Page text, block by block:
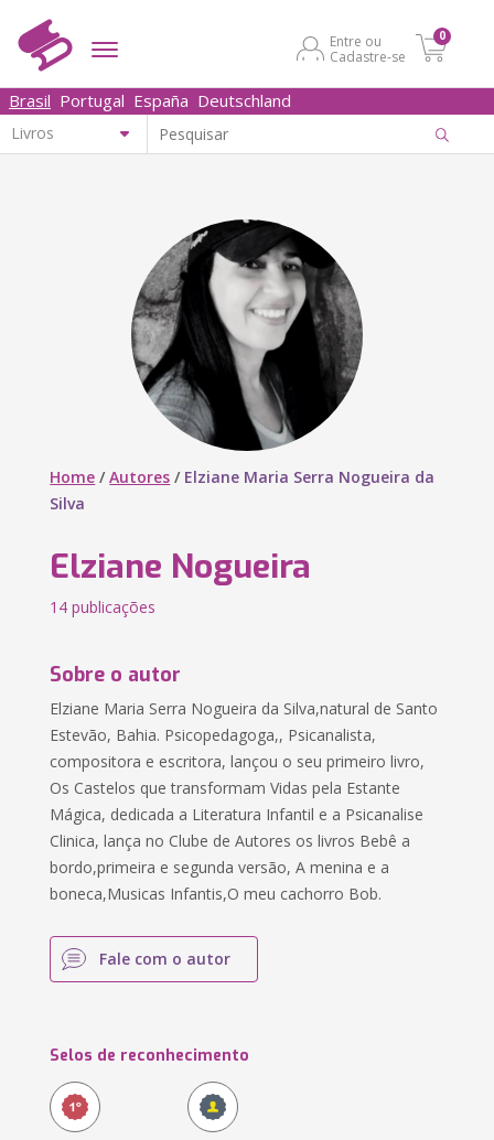
Entre ou
Cadastre-se
0
Brasil Portugal España Deutschland
Home /Autores / Elziane Maria Serra Nogueira da
Silva
Elziane Nogueira
14 publicações
Sobre o autor
Elziane Maria Serra Nogueira da Silva,natural de Santo
Estevão, Bahia. Psicopedagoga,, Psicanalista,
compositora e escritora, lançou o seu primeiro livro,
Os Castelos que transformam Vidas pela Estante
Mágica, dedicada a Literatura Infantil e a Psicanalise
Clinica, lança no Clube de Autores os livros Bebê a
bordo,primeira e segunda versão, A menina e a
boneca,Musicas Infantis,O meu cachorro Bob.
Fale com o autor
Selos de reconhecimento